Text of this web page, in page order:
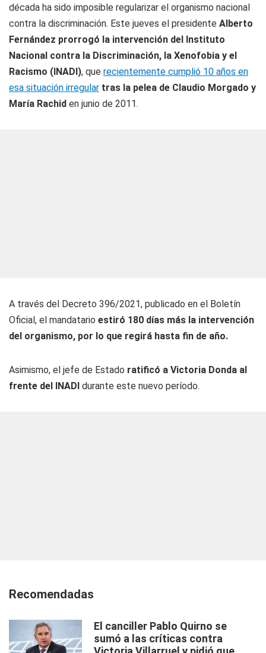
década ha sido imposible regularizar el organismo nacional
contra la discriminación. Este jueves el presidente Alberto
Fernández prorrogó la intervención del Instituto
Nacional contra la Discriminación, la Xenofobia y el
Racismo (INADI), que recientemente cumplió 10 años en
esa situación irregular tras la pelea de Claudio Morgado y
María Rachid en junio de 2011.
A través del Decreto 396/2021, publicado en el Boletín
Oficial, el mandatario estiró 180 días más la intervención
del organismo, por lo que regirá hasta fin de año.
Asimismo, el jefe de Estado ratificó a Victoria Donda al
frente del INADI durante este nuevo período.
Recomendadas
El canciller Pablo Quirno se
sumó a las críticas contra